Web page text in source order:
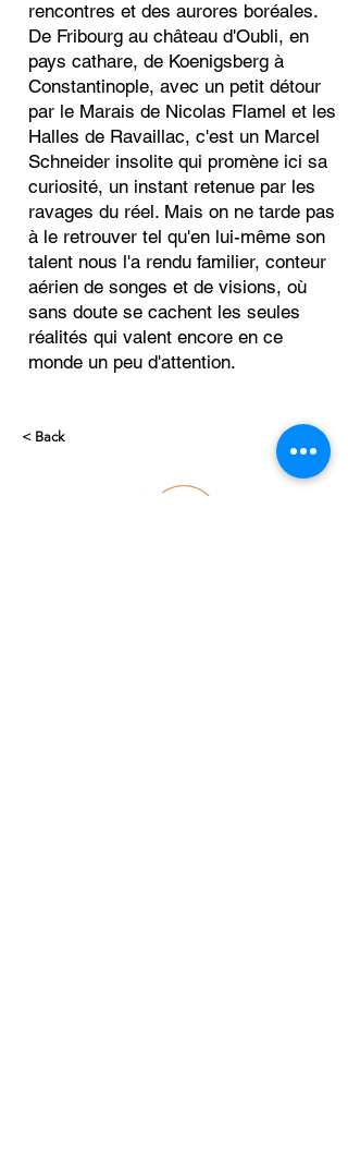
rencontres et des aurores boréales.
De Fribourg au château d'Oubli, en
pays cathare, de Koenigsberg à
Constantinople, avec un petit détour
par le Marais de Nicolas Flamel et les
Halles de Ravaillac, c'est un Marcel
Schneider insolite qui promène ici sa
curiosité, un instant retenue par les
ravages du réel. Mais on ne tarde pas
à le retrouver tel qu'en lui-même son
talent nous l'a rendu familier, conteur
aérien de songes et de visions, où
sans doute se cachent les seules
réalités qui valent encore en ce
monde un peu d'attention.
< Back